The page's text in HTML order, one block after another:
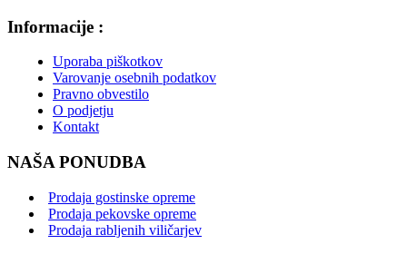
Informacije :
Uporaba piškotkov
Varovanje osebnih podatkov
Pravno obvestilo
O podjetju
Kontakt
NAŠA PONUDBA
Prodaja gostinske opreme
Prodaja pekovske opreme
Prodaja rabljenih viličarjev